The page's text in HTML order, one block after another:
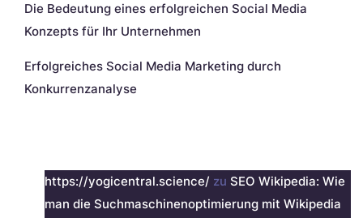
Die Bedeutung eines erfolgreichen Social Media
Konzepts für Ihr Unternehmen
Erfolgreiches Social Media Marketing durch
Konkurrenzanalyse
https://yogicentral.science/ zu SEO Wikipedia: Wie
man die Suchmaschinenoptimierung mit Wikipedia